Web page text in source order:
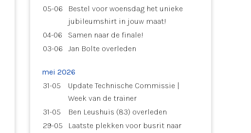
05-06
Bestel voor woensdag het unieke
jubileumshirt in jouw maat!
04-06
Samen naar de finale!
03-06
Jan Bolte overleden
mei 2026
31-05
Update Technische Commissie |
Week van de trainer
31-05
Ben Leushuis (83) overleden
29-05
Laatste plekken voor busrit naar